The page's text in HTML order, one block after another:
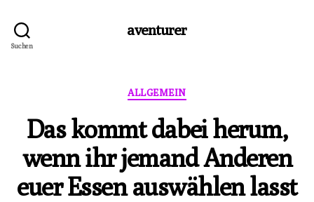
Suchen
aventurer
Kategorien
ALLGEMEIN
Das kommt dabei herum,
wenn ihr jemand Anderen
euer Essen auswählen lasst